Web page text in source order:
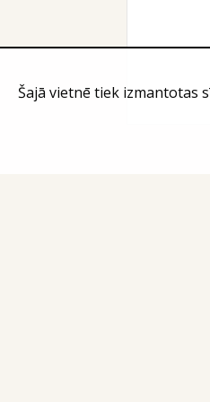
Šajā vietnē tiek izmantotas